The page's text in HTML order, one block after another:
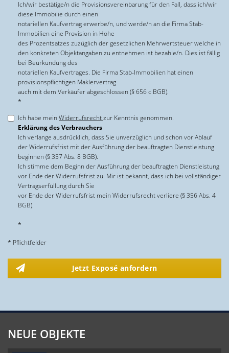
Ich/wir bestätige/n die Provisionsvereinbarung für den Fall, dass ich/wir
diese Immobilie durch einen
notariellen Kaufvertrag erwerbe/n, und werde/n an die Firma Stab-
Immobilien eine Provision in Höhe
des Prozentsatzes zuzüglich der gesetzlichen Mehrwertsteuer welche in
den konkreten Objektangaben zu entnehmen ist bezahle/n. Dies ist fällig
bei Beurkundung des
notariellen Kaufvertrages. Die Firma Stab-Immobilien hat einen
provisionspflichtigen Maklervertrag
auch mit dem Verkäufer abgeschlossen (§ 656 c BGB).
*
Ich habe mein Widerrufsrechtzur Kenntnis genommen.
Erklärung des Verbrauchers
Ich verlange ausdrücklich, dass Sie unverzüglich und schon vor Ablauf
der Widerrufsfrist mit der Ausführung der beauftragten Dienstleistung
beginnen (§ 357 Abs. 8 BGB).
Ich stimme dem Beginn der Ausführung der beauftragten Dienstleistung
vor Ende der Widerrufsfrist zu. Mir ist bekannt, dass ich bei vollständiger
Vertragserfüllung durch Sie
vor Ende der Widerrufsfrist mein Widerrufsrecht verliere (§ 356 Abs. 4
BGB).
*
* Pflichtfelder
Jetzt Exposé anfordern
NEUE OBJEKTE